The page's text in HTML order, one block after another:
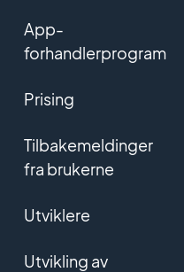
App-
forhandlerprogram
Prising
Tilbakemeldinger
fra brukerne
Utviklere
Utvikling av